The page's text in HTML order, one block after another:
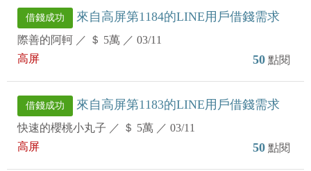
借錢成功 來自高屏第1184的LINE用戶借錢需求
際善的阿軻 ／ ＄ 5萬 ／ 03/11
高屏
50 點閱
借錢成功 來自高屏第1183的LINE用戶借錢需求
快速的櫻桃小丸子 ／ ＄ 5萬 ／ 03/11
高屏
50 點閱